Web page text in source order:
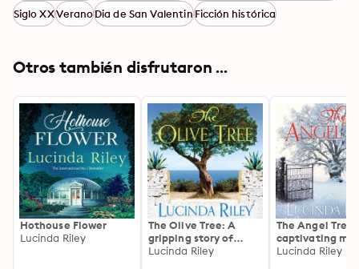
Siglo XXVeranoDia de San ValentinFicción histórica
Otros también disfrutaron ...
Hothouse Flower
Lucinda Riley
The Olive Tree: A
gripping story of
secrets and love
Lucinda Riley
The Angel Tree:
captivating
from the
Lucinda Riley